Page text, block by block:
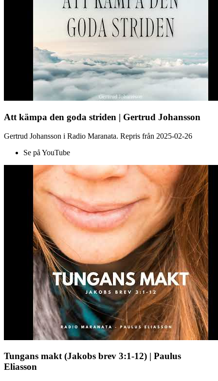
Att kämpa den goda striden | Gertrud Johansson
Gertrud Johansson i Radio Maranata. Repris från 2025-02-26
Se på YouTube
Tungans makt (Jakobs brev 3:1-12) | Paulus
Eliasson